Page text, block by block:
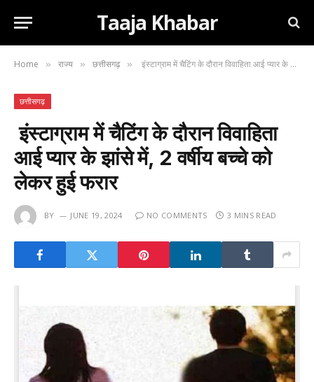
Taaja Khabar
Home » राज्य » छत्तीसगढ़ » इंस्टाग्राम में चैटिंग के दौरान विवाहिता आई प्यार के झांसे में, 2 वर्षीय बच्चे को लेकर हुई फरार
छत्तीसगढ़
इंस्टाग्राम में चैटिंग के दौरान विवाहिता
आई प्यार के झांसे में, 2 वर्षीय बच्चे को
लेकर हुई फरार
BY JUNE 19, 2024 NO COMMENTS 3 MINS READ